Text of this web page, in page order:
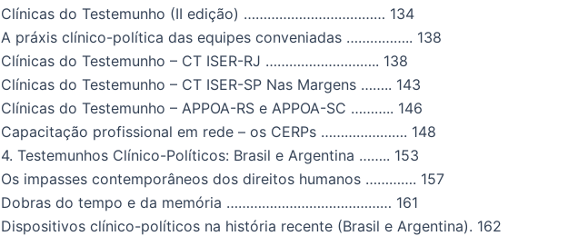
Clínicas do Testemunho (II edição) ……………………………… 134
A práxis clínico-política das equipes conveniadas …………….. 138
Clínicas do Testemunho – CT ISER-RJ ……………………….. 138
Clínicas do Testemunho – CT ISER-SP Nas Margens …….. 143
Clínicas do Testemunho – APPOA-RS e APPOA-SC ……….. 146
Capacitação profissional em rede – os CERPs …………………. 148
4. Testemunhos Clínico-Políticos: Brasil e Argentina …….. 153
Os impasses contemporâneos dos direitos humanos …………. 157
Dobras do tempo e da memória …………………………………… 161
Dispositivos clínico-políticos na história recente (Brasil e Argentina). 162